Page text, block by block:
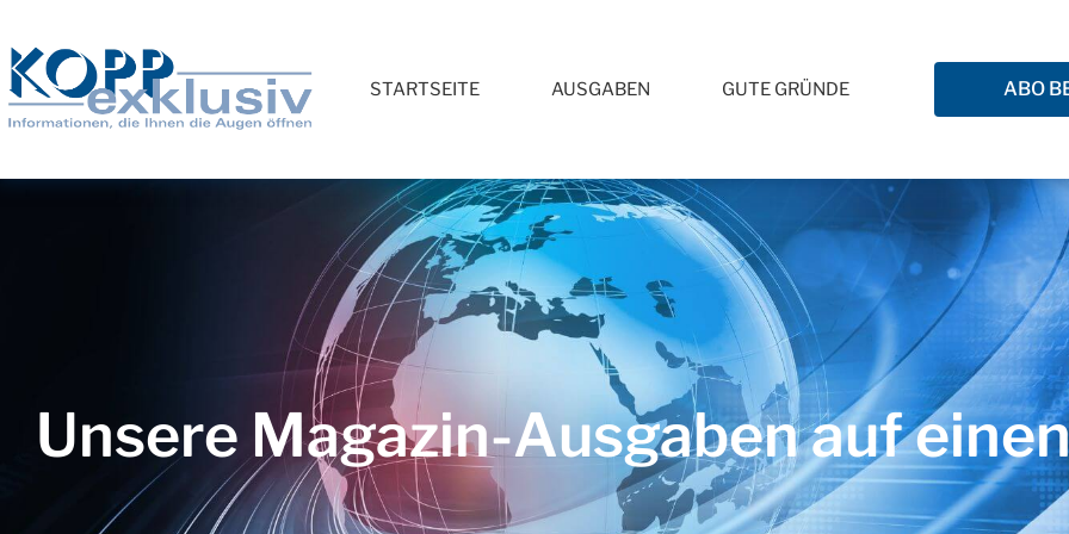
STARTSEITE AUSGABEN GUTE GRÜNDE ABO
Unsere Magazin-Ausgaben auf